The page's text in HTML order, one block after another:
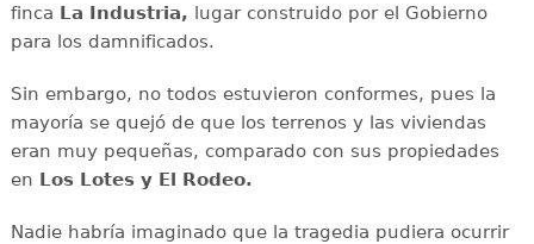
finca La Industria, lugar construido por el Gobierno
para los damnificados.
Sin embargo, no todos estuvieron conformes, pues la
mayoría se quejó de que los terrenos y las viviendas
eran muy pequeñas, comparado con sus propiedades
en Los Lotes y El Rodeo.
Nadie habría imaginado que la tragedia pudiera ocurrir